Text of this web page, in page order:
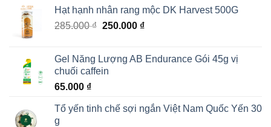
Hạt hạnh nhân rang mộc DK Harvest 500G
285.000₫ Giá
285.000 ₫.
250.000 ₫Giá
là:
Gel Năng Lượng AB Endurance Gói 45g vị
chuối caffein
65.000 ₫
Tổ yến tinh chế sợi ngắn Việt Nam Quốc Yến 30
g